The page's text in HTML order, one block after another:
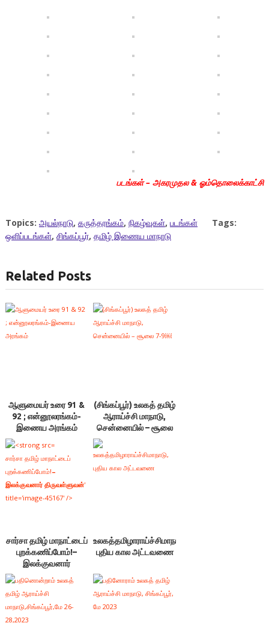
படங்கள் – அகரமுதல & ஓம்தொலைக்காட்சி
Topics: அயல்நாடு, கருத்தரங்கம், நிகழ்வுகள், படங்கள்
Tags:
ஒளிப்படங்கள், சிங்கப்பூர், தமிழ் இணைய மாநாடு
Related Posts
ஆளுமையர் உரை 91 &
92 ; என்னூலரங்கம்-
இணைய அரங்கம்
(சிங்கப்பூர்) உலகத் தமிழ்
ஆராய்ச்சி மாநாடு,
சென்னையில் – சூலை
சார்சா தமிழ் மாநாட்டைப்
புறக்கணிப்போம்!–
இலக்குவனார் திருவள்ளுவன்'
title='image-45167' />
சார்சா தமிழ் மாநாட்டைப்
புறக்கணிப்போம்!–
இலக்குவனார்
உலகத்தமிழாராய்ச்சிமாநாடு,
புதிய கால அட்டவணை